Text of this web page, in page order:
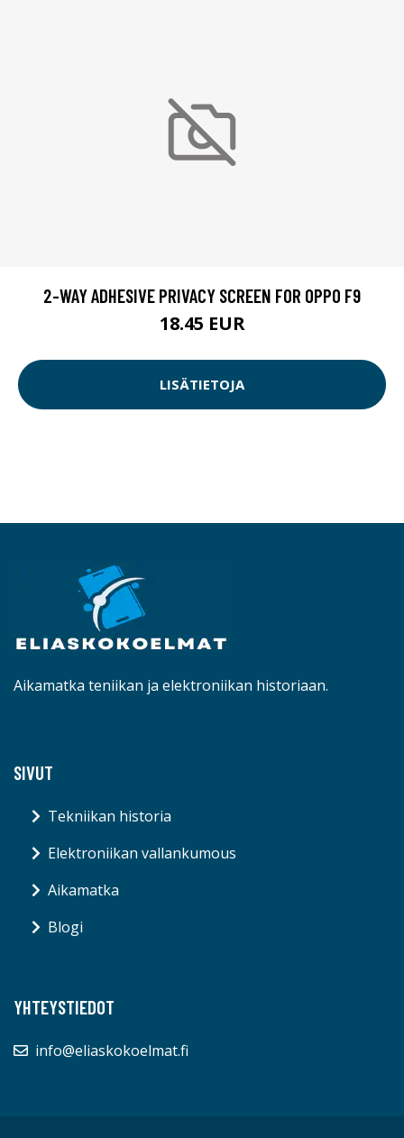
2-WAY ADHESIVE PRIVACY SCREEN FOR OPPO F9
18.45 EUR
LISÄTIETOJA
Aikamatka teniikan ja elektroniikan historiaan.
SIVUT
Tekniikan historia
Elektroniikan vallankumous
Aikamatka
Blogi
YHTEYSTIEDOT
info@eliaskokoelmat.fi